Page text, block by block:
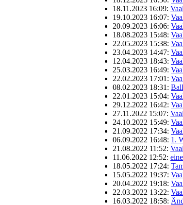
18.11.2023 16:09:
19.10.2023 16:07:
20.09.2023 16:06:
18.08.2023 15:48:
22.05.2023 15:38:
23.04.2023 14:47:
12.04.2023 18:43:
25.03.2023 16:49:
22.02.2023 17:01:
08.02.2023 18:31:
22.01.2023 15:04:
29.12.2022 16:42:
27.11.2022 15:07:
24.10.2022 15:49:
21.09.2022 17:34:
06.09.2022 16:48: 1.
21.08.2022 11:52:
11.06.2022 12:52:
18.05.2022 17:24:
15.05.2022 19:37:
20.04.2022 19:18:
22.03.2022 13:22:
16.03.2022 18:58: